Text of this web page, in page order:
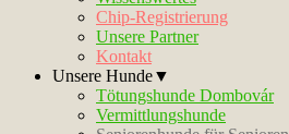
Chip-Registrierung
Unsere Partner
Kontakt
Unsere Hunde▼
Tötungshunde Dombovár
Vermittlungshunde